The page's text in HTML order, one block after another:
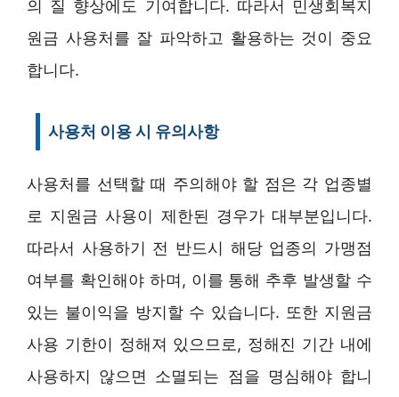
의 질 향상에도 기여합니다. 따라서 민생회복지
원금 사용처를 잘 파악하고 활용하는 것이 중요
합니다.
사용처 이용 시 유의사항
사용처를 선택할 때 주의해야 할 점은 각 업종별
로 지원금 사용이 제한된 경우가 대부분입니다.
따라서 사용하기 전 반드시 해당 업종의 가맹점
여부를 확인해야 하며, 이를 통해 추후 발생할 수
있는 불이익을 방지할 수 있습니다. 또한 지원금
사용 기한이 정해져 있으므로, 정해진 기간 내에
사용하지 않으면 소멸되는 점을 명심해야 합니